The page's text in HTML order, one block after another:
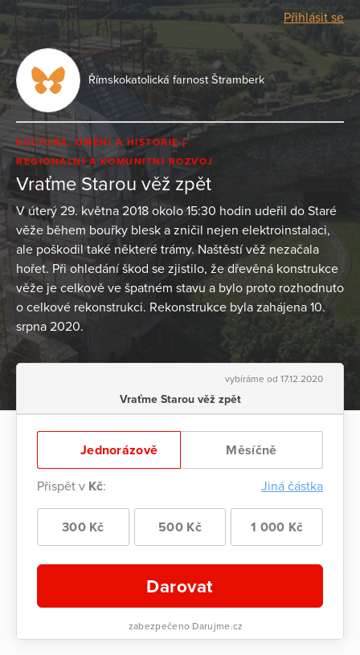
Přihlásit se
Římskokatolická farnost Štramberk
KULTURA, UMĚNÍ A HISTORIE
REGIONÁLNÍ A KOMUNITNÍ ROZVOJ
Vraťme Starou věž zpět
V úterý 29. května 2018 okolo 15:30 hodin udeřil do Staré
věže během bouřky blesk a zničil nejen elektroinstalaci,
ale poškodil také některé trámy. Naštěstí věž nezačala
hořet. Při ohledání škod se zjistilo, že dřevěná konstrukce
věže je celkově ve špatném stavu a bylo proto rozhodnuto
o celkové rekonstrukci. Rekonstrukce byla zahájena 10.
srpna 2020.
vybíráme od 17.12.2020
Vraťme Starou věž zpět
Jednorázově Měsíčně
Přispět v Kč: Jiná částka
300 Kč 500 Kč 1 000 Kč
Darovat
zabezpečeno Darujme.cz